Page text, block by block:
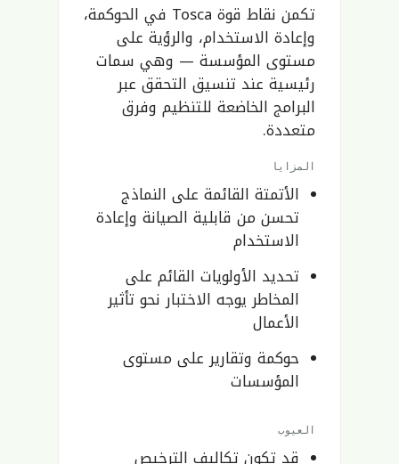
تكمن نقاط قوة Tosca في الحوكمة،
وإعادة الاستخدام، والرؤية على
مستوى المؤسسة — وهي سمات
رئيسية عند تنسيق التحقق عبر
البرامج الخاضعة للتنظيم وفرق
متعددة.
المزايا
الأتمتة القائمة على النماذج
تحسن من قابلية الصيانة وإعادة
الاستخدام
تحديد الأولويات القائم على
المخاطر يوجه الاختبار نحو تأثير
الأعمال
حوكمة وتقارير على مستوى
المؤسسات
العيوب
قد تكون تكاليف الترخيص